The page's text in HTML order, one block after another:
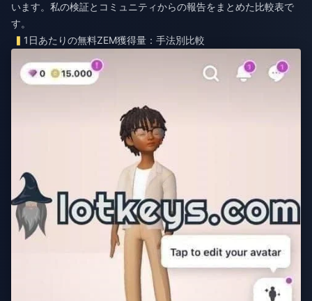
います。私の検証とコミュニティからの報告をまとめた比較表で
す。
1日あたりの無料ZEM獲得量：手法別比較